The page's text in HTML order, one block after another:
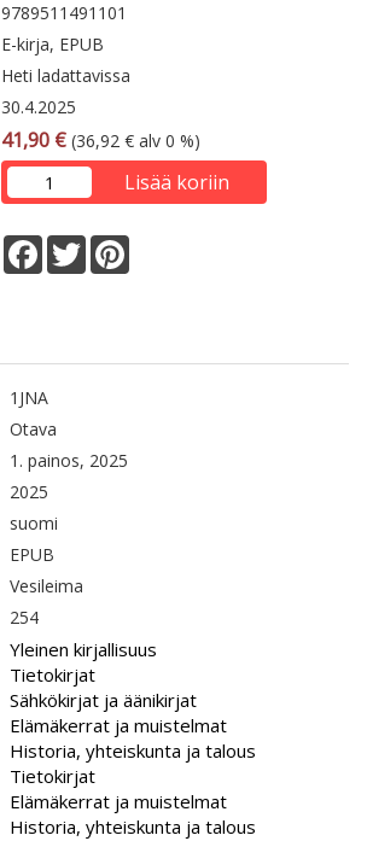
9789511491101
E-kirja, EPUB
Heti ladattavissa
30.4.2025
41,90 € (36,92 € alv 0 %)
Lisää koriin
Facebook
Twitter
1JNA
Otava
1. painos, 2025
2025
suomi
EPUB
Vesileima
254
Yleinen kirjallisuus
Tietokirjat
Sähkökirjat ja äänikirjat
Elämäkerrat ja muistelmat
Historia, yhteiskunta ja talous
Tietokirjat
Elämäkerrat ja muistelmat
Historia, yhteiskunta ja talous